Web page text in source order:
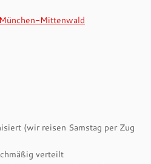
Mittenwald
(wir reisen Samstag per Zug
verteilt